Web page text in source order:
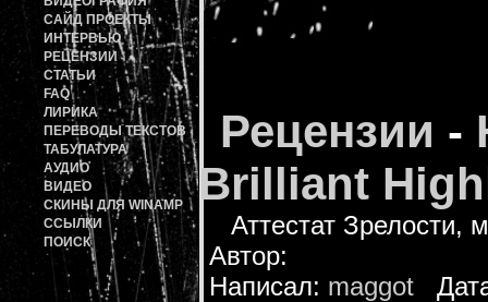
САЙД ПРОЕКТЫ
ИНТЕРВЬЮ
РЕЦЕНЗИИ
СТАТЬИ
FAQ
ЛИРИКА
ПЕРЕВОДЫ ТЕКСТОВ
ТАБУЛАТУРА
АУДИО
ВИДЕО
СКИНЫ ДЛЯ WINAMP
ССЫЛКИ
ПОИСК
Рецензии -
Brilliant
Аттестат Зрелости,
Автор:
Написал: maggot